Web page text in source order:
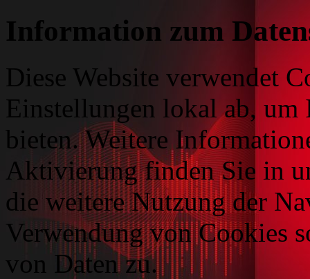
Information zum
Diese Website verwendet
Einstellungen lokal ab, um
bieten. Weitere
Aktivierung finden Sie in
die weitere Nutzung der
Verwendung von Cookies
von Daten zu.